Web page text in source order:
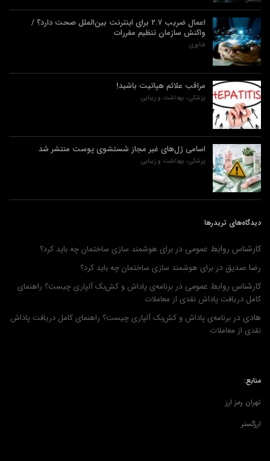
اعمال ضریب ۲.۷ برای اینترنت بین‌الملل صحت دارد؟ /
واکنش سازمان تنظیم مقررات
فناوری
مراقب علائم هپاتیت باشید!
پزشکی، بهداشت و زیبایی
اسامی ژل‌های غیر مجاز شستشوی پوست منتشر شد
پزشکی، بهداشت و زیبایی
دیدگاه‌های تریدرها
کارشناس روابط عمومی در برای هوشمند سازی ساختمان چه باید کرد؟
رضا صدیق در برای هوشمند سازی ساختمان چه باید کرد؟
کارشناس روابط عمومی در برنامه‌ی پاداش و کش‌بک آلپاری چیست؟ راهنمای
کامل دریافت پاداش نقدی از معاملات
هادی در برنامه‌ی پاداش و کش‌بک آلپاری چیست؟ راهنمای کامل دریافت پاداش
نقدی از معاملات
منابع:
تهران رمز ارز
ارزگستر